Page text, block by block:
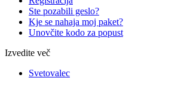
Ste pozabili geslo?
Kje se nahaja moj paket?
Unovčite kodo za popust
Izvedite več
Svetovalec